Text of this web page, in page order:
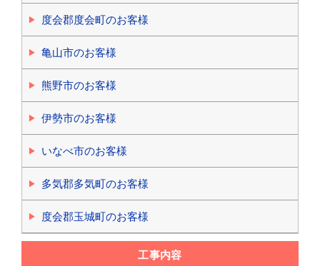
度会郡度会町のお客様
亀山市のお客様
熊野市のお客様
伊勢市のお客様
いなべ市のお客様
多気郡多気町のお客様
度会郡玉城町のお客様
工事内容